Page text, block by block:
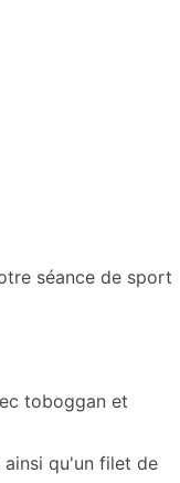
séance de sport
toboggan et
qu'un filet de